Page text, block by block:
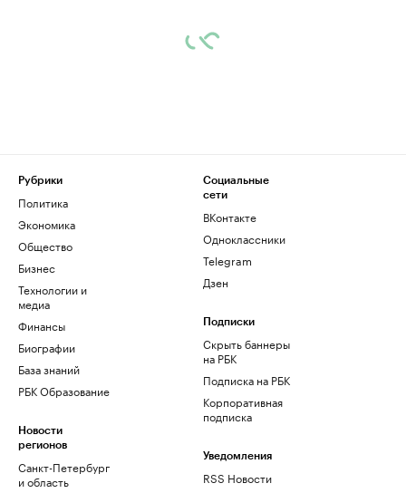
Рубрики
Политика
Экономика
Общество
Бизнес
Технологии и
медиа
Финансы
Биографии
База знаний
РБК Образование
Новости
регионов
Санкт-Петербург
и область
Социальные
сети
ВКонтакте
Одноклассники
Telegram
Дзен
Подписки
Скрыть баннеры
на РБК
Подписка на РБК
Корпоративная
подписка
Уведомления
RSS Новости